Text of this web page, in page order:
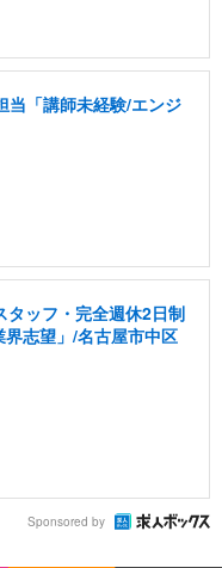
当「講師未経験/エンジ
タッフ・完全週休2日制
界志望」/名古屋市中区
Sponsored by